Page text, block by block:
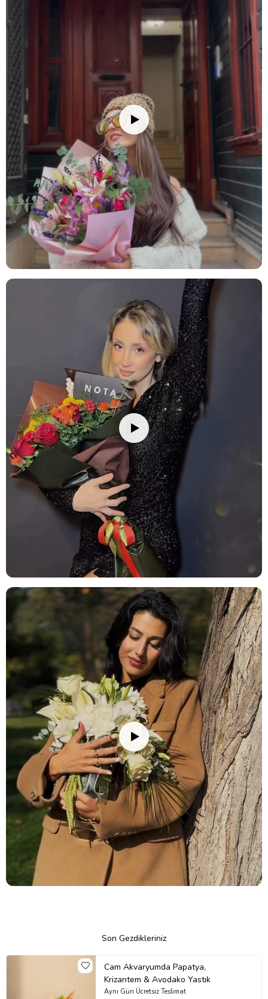
Son Gezdikleriniz
Cam Akvaryumda Papatya,
Krizantem & Avodako Yastık
Aynı Gün Ücretsiz Teslimat